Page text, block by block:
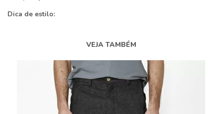
Dica de estilo:
VEJA TAMBÉM